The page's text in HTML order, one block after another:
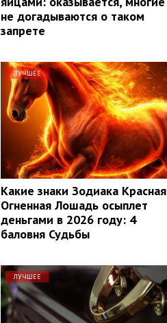
не догадываются о таком
запрете
ЛУЧШЕЕ
Какие знаки Зодиака Красная
Огненная Лошадь осыплет
деньгами в 2026 году: 4
баловня Судьбы
ЛУЧШЕЕ